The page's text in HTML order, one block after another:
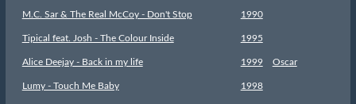
M.C. Sar & The Real McCoy - Don't Stop 1990
Tipical feat. Josh - The Colour Inside 1995
Alice Deejay - Back in my life 1999 Oscar
Lumy - Touch Me Baby 1998